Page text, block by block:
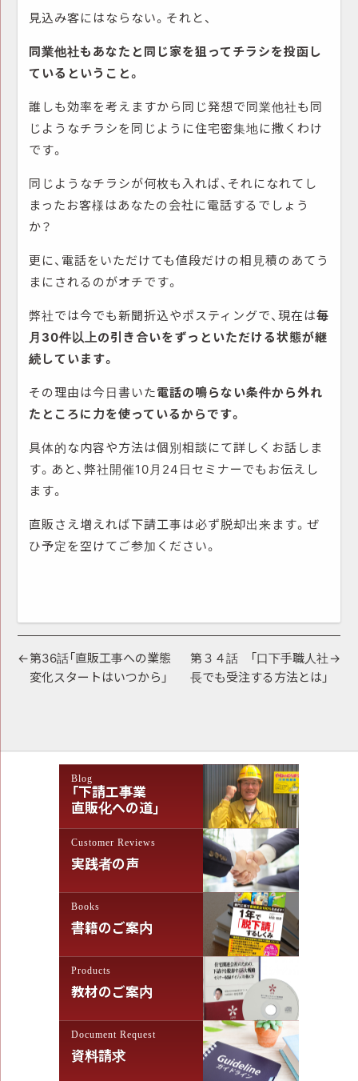
見込み客にはならない。それと、
同業他社もあなたと同じ家を狙ってチラシを投函し
ているということ。
誰しも効率を考えますから同じ発想で同業他社も同
じようなチラシを同じように住宅密集地に撒くわけ
です。
同じようなチラシが何枚も入れば、それになれてし
まったお客様はあなたの会社に電話するでしょう
か？
更に、電話をいただけても値段だけの相見積のあてう
まにされるのがオチです。
弊社では今でも新聞折込やポスティングで、現在は毎
月30件以上の引き合いをずっといただける状態が継
続しています。
その理由は今日書いた電話の鳴らない条件から外れ
たところに力を使っているからです。
具体的な内容や方法は個別相談にて詳しくお話しま
す。あと、弊社開催10月24日セミナーでもお伝えし
ます。
直販さえ増えれば下請工事は必ず脱却出来ます。ぜ
ひ予定を空けてご参加ください。
投
稿
ゲ
第３４話 「口下手職人社
長でも受注する方法とは」
第36話「直販工事への業態
変化スタートはいつから」
Blog
「下請工事業
直販化への道」
Customer Reviews
実践者の声
Books
書籍のご案内
Products
教材のご案内
Document Request
資料請求